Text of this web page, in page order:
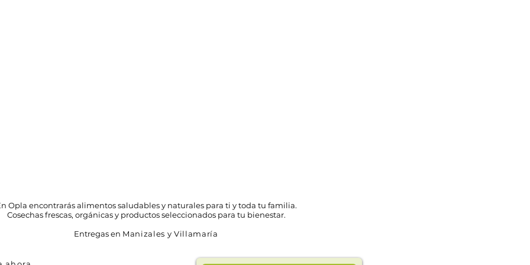
Opla encontrarás alimentos saludables y naturales para ti y toda tu familia.
Cosechas frescas, orgánicas y productos seleccionados para tu bienestar.
Entregas en Manizales y Villamaría